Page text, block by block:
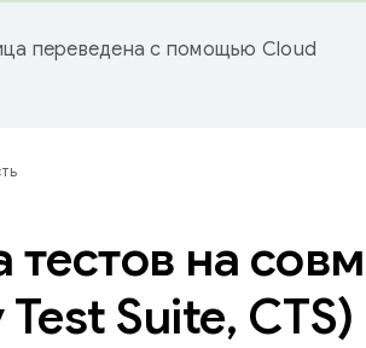
переведена с помощью Cloud
на
Suite, CTS)